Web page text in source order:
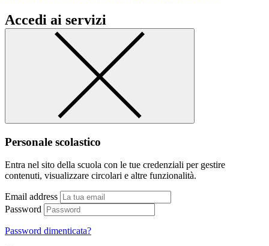
Accedi ai servizi
Personale scolastico
Entra nel sito della scuola con le tue credenziali per gestire
contenuti, visualizzare circolari e altre funzionalità.
Email address
Password
Password dimenticata?